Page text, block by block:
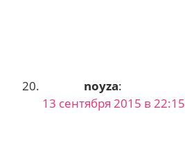
noyza:
13 сентября 2015 в 22:15